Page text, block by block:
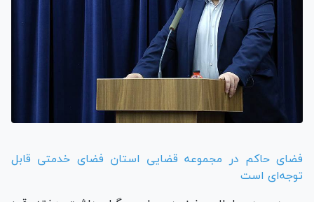
فضای حاکم در مجموعه قضایی استان فضای خدمتی قابل
توجه‌ای است